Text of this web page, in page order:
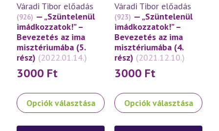
termékoldalon
választhatók
ki
Váradi Tibor előadás
(926) — „Szüntelenül
imádkozzatok!” –
Bevezetés az ima
misztériumába (5.
rész) (2022.01.14.)
3000 Ft
Opciók választása
Ennek
a
Váradi Tibor előadás
(923) — „Szüntelenül
imádkozzatok!” –
Bevezetés az ima
misztériumába (4.
rész) (2021.12.10.)
3000 Ft
Opciók választása
Ennek
a